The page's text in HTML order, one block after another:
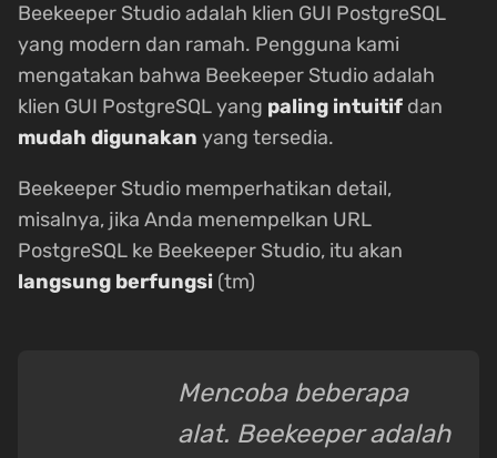
Beekeeper Studio adalah klien GUI PostgreSQL
yang modern dan ramah. Pengguna kami
mengatakan bahwa Beekeeper Studio adalah
klien GUI PostgreSQL yang paling intuitif dan
mudah digunakan yang tersedia.
Beekeeper Studio memperhatikan detail,
misalnya, jika Anda menempelkan URL
PostgreSQL ke Beekeeper Studio, itu akan
langsung berfungsi (tm)
Mencoba beberapa
alat. Beekeeper adalah